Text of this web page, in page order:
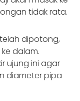
tidak rata.
dipotong,
dalam.
ujung ini agar
diameter pipa